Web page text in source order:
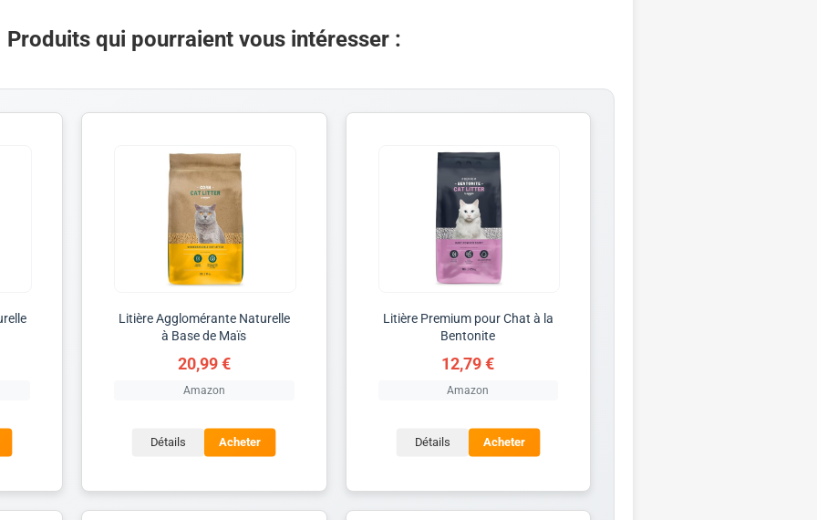
Produits qui pourraient vous intéresser :
Litière Agglomérante Naturelle
à Base de Maïs
20,99 €
Amazon
Détails Acheter
Litière Premium pour Chat à la
Bentonite
12,79 €
Amazon
Détails Acheter